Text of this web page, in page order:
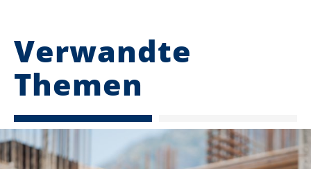
Verwandte
Themen